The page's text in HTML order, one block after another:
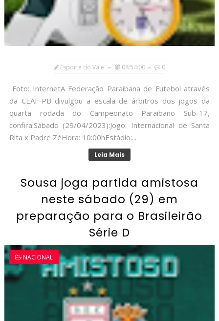
Esporte do Vale 08:54:00 0
Foto: InternetA Federação Paraibana de Futebol através
da CEAF-PB divulgou a escala de árbitros dos jogos da
quarta rodada do Campeonato Paraibano Sub-17,
confira:Sábado (29/04/2023):Jogo: Internacional de Santa
Rita x Padre ZéHora: 10:00hEstádio:...
Leia Mais
Sousa joga partida amistosa
neste sábado (29) em
preparação para o Brasileirão
Série D
NACIONAL